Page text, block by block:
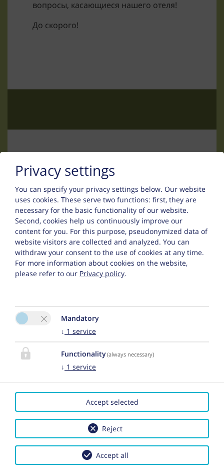
вопросы, касающиеся нашего отеля!
До скорого!
контакт
Uwe Thurn
Falsinsweg 42
6533 Fiss
Телефон :+43 (0) 5476 200 67
Эл. почта:fewo@appart-ambiente.tirol
Пожалуйста, активируйте опцию
«Функциональность» в настройках файлов cookie
Настройки файлов cookie
Отозвать договор страхования путешествий
easybooking
Privacy settings
You can specify your privacy settings below. Our website
uses cookies. These serve two functions: first, they are
necessary for the basic functionality of our website.
Second, cookies help us continuously improve our
content for you. For this purpose, pseudonymized data of
website visitors are collected and analyzed. You can
withdraw your consent to the use of cookies at any time.
For more information about cookies on the website,
please refer to our Privacy policy.
Mandatory
↓ 1 service
Functionality(always necessary)
↓ 1 service
Reject
Accept selected
Accept all